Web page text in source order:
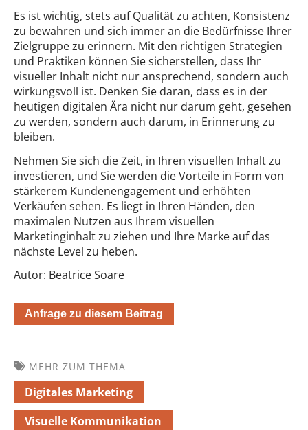
Es ist wichtig, stets auf Qualität zu achten, Konsistenz
zu bewahren und sich immer an die Bedürfnisse Ihrer
Zielgruppe zu erinnern. Mit den richtigen Strategien
und Praktiken können Sie sicherstellen, dass Ihr
visueller Inhalt nicht nur ansprechend, sondern auch
wirkungsvoll ist. Denken Sie daran, dass es in der
heutigen digitalen Ära nicht nur darum geht, gesehen
zu werden, sondern auch darum, in Erinnerung zu
bleiben.
Nehmen Sie sich die Zeit, in Ihren visuellen Inhalt zu
investieren, und Sie werden die Vorteile in Form von
stärkerem Kundenengagement und erhöhten
Verkäufen sehen. Es liegt in Ihren Händen, den
maximalen Nutzen aus Ihrem visuellen
Marketinginhalt zu ziehen und Ihre Marke auf das
nächste Level zu heben.
Autor: Beatrice Soare
Anfrage zu diesem Beitrag
MEHR ZUM THEMA
Digitales Marketing
Visuelle Kommunikation